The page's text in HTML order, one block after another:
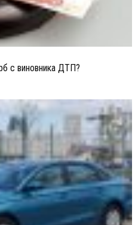
с виновника ДТП?